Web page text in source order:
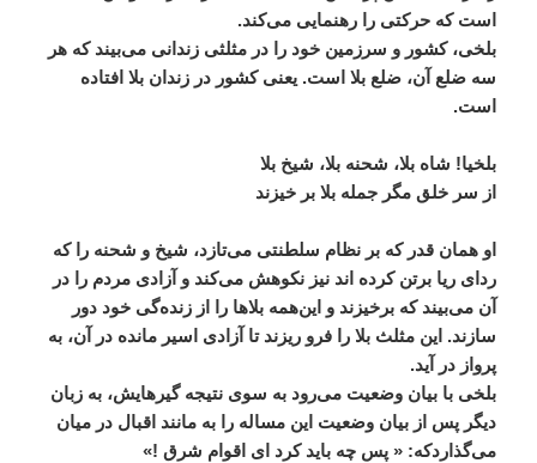
است که حرکتی را رهنمایی میکند.
بلخی، کشور و سرزمین خود را در مثلثی زندانی میبیند که هر
سه ضلع آن، ضلع بلا است.یعنی کشور در زندان بلا افتاده
است.
بلخیا! شاه بلا، شحنه بلا، شیخ بلا
از سر خلق مگر جمله بلا بر خیزند
او همان قدر که بر نظام سلطنتی میتازد، شیخ و شحنه را
که
ردای ریا برتن کرده اند نیز نکوهش میکند و آزادی مردم را
در
آن میبیند که برخیزند و اینهمه بلاها را از زندهگی خود دور
سازند. این مثلث بلا را فرو ریزند تا آزادی اسیر مانده در آن، به
پرواز در آید.
بلخی با بیان وضعیت میرود به سوی نتیجه گیرهایش، به زبان
دیگر پس از بیان وضعیت این مساله را به مانند اقبال در میان
میگذاردکه: «پس چه باید کرد ای اقوام شرق !»